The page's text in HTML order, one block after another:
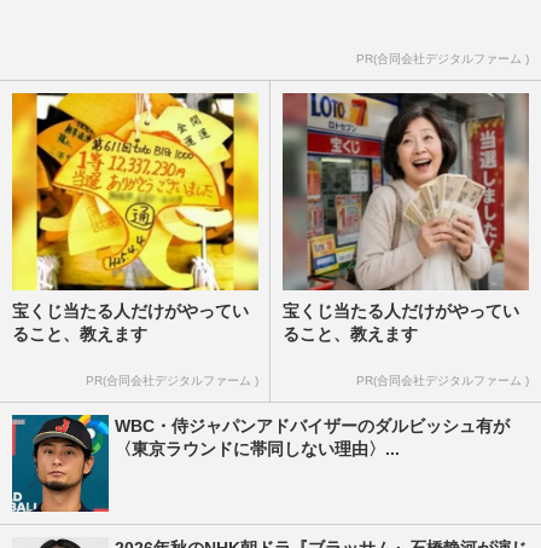
PR(合同会社デジタルファーム )
宝くじ当たる人だけがやってい
ること、教えます
PR(合同会社デジタルファーム )
宝くじ当たる人だけがやってい
ること、教えます
PR(合同会社デジタルファーム )
WBC・侍ジャパンアドバイザーのダルビッシュ有が
〈東京ラウンドに帯同しない理由〉...